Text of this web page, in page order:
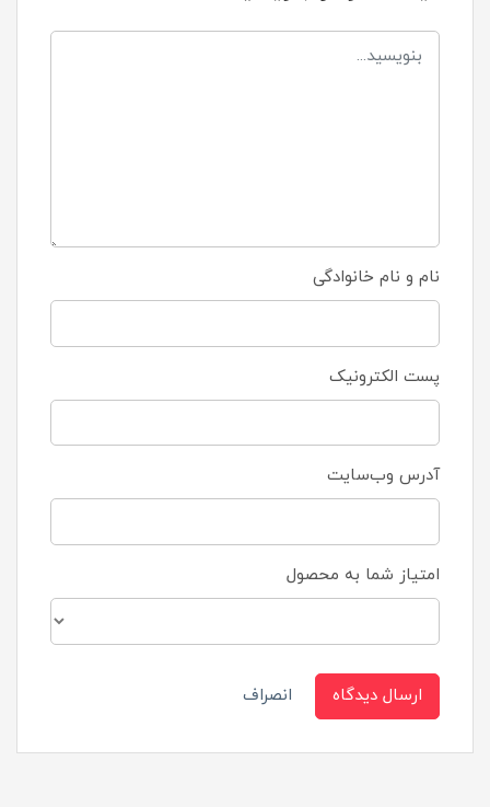
نام و نام خانوادگی
پست الکترونیک
آدرس وب‌سایت
امتیاز شما به محصول
ارسال دیدگاه انصراف